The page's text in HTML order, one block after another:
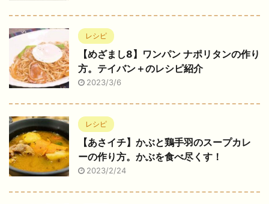
レシピ
【めざまし8】ワンパン ナポリタンの作り
方。テイバン＋のレシピ紹介
2023/3/6
レシピ
【あさイチ】かぶと鶏手羽のスープカレ
ーの作り方。かぶを食べ尽くす！
2023/2/24